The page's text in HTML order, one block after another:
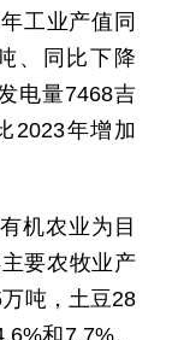
工业产值同
、同比下降
电量7468吉
2023年增加
机农业为目
要农牧业产
吨，土豆28
和7.7%。